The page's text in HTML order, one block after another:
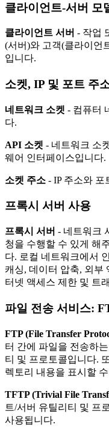
클라이언트-서버 모
클라이언트 서버 - 작업
(서버)와 고객(클라이언
입니다.
소켓, IP 및 포트 주
네트워크 소켓 - 컴퓨터
다.
API 소켓 - 네트워크 소
웨어 인터페이스입니다.
소켓 주소 - IP 주소와 포
프록시 서버 사용
프록시 서버 - 네트워크
청을 수행할 수 있게 해
다. 로컬 네트워크에서
캐싱, 데이터 압축, 외부
터넷 액세스 제한 및 트
파일 전송 서비스:
FTP (File Transfer
터 간에 파일을 전송하
티 및 프로토콜입니다.
렉토리 내용을 표시할
TFTP (Trivial File
트/서버 유틸리티 및 프
사용됩니다.